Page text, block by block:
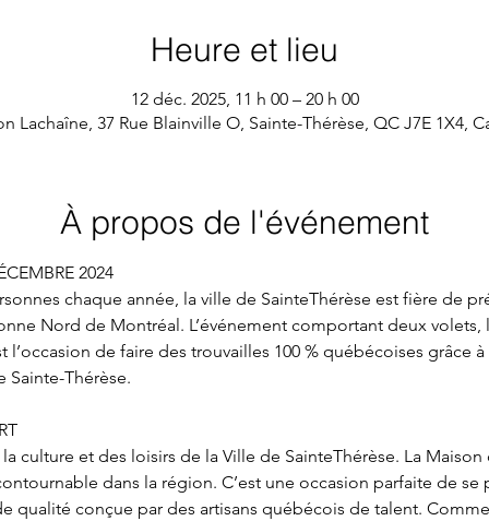
Heure et lieu
12 déc. 2025, 11 h 00 – 20 h 00
Lachaîne, 37 Rue Blainville O, Sainte-Thérèse, QC J7E 1X4,
À propos de l'événement
2024
chaque année, la ville de SainteThérèse est fière de
Nord de Montréal. L’événement comportant deux
l’occasion de faire des trouvailles 100 % québécoises grâce
Sainte-Thérèse.
culture et des loisirs de la Ville de SainteThérèse. La Maison
dans la région. C’est une occasion parfaite de
qualité conçue par des artisans québécois de talent.